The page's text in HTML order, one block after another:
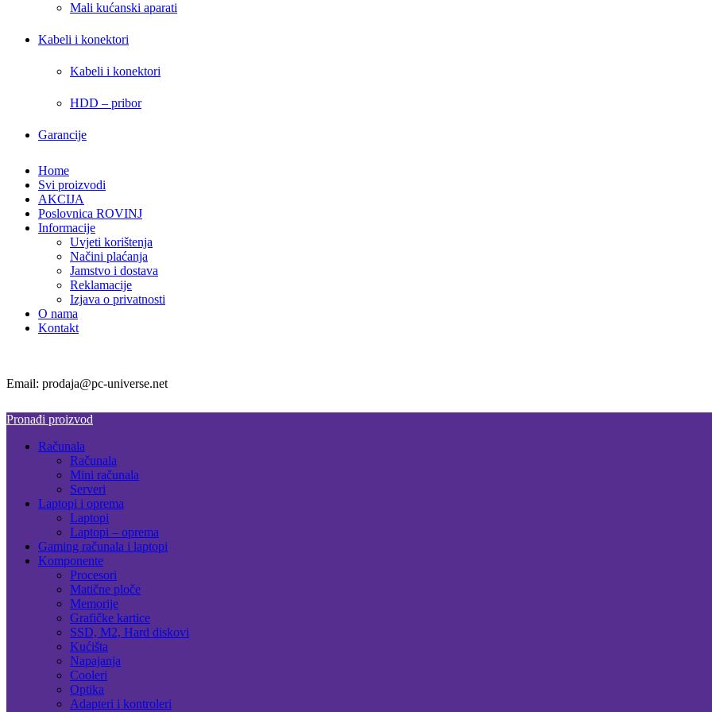
Mali kućanski aparati
Kabeli i konektori
Kabeli i konektori
HDD – pribor
Garancije
Home
Svi proizvodi
AKCIJA
Poslovnica ROVINJ
Informacije
Uvjeti korištenja
Načini plaćanja
Jamstvo i dostava
Reklamacije
Izjava o privatnosti
O nama
Kontakt
Email: prodaja@pc-universe.net
Pronađi proizvod
Računala
Računala
Mini računala
Serveri
Laptopi i oprema
Laptopi
Laptopi – oprema
Gaming računala i laptopi
Komponente
Procesori
Matične ploče
Memorije
Grafičke kartice
SSD, M2, Hard diskovi
Kućišta
Napajanja
Cooleri
Optika
Adapteri i kontroleri